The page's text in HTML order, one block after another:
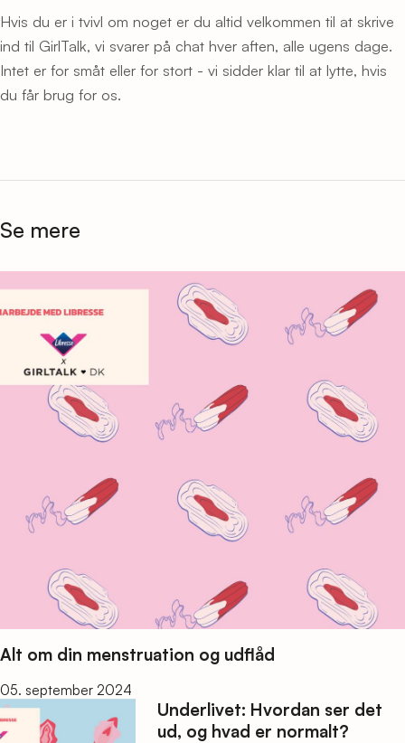
Hvis du er i tvivl om noget er du altid velkommen til at skrive
ind til GirlTalk, vi svarer på chat hver aften, alle ugens dage.
Intet er for småt eller for stort - vi sidder klar til at lytte, hvis
du får brug for os.
Se mere
Alt om din menstruation og udflåd
05. september 2024
Underlivet: Hvordan ser det
ud, og hvad er normalt?